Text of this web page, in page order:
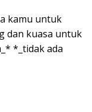
kamu untuk
dan kuasa untuk
*_tidak ada